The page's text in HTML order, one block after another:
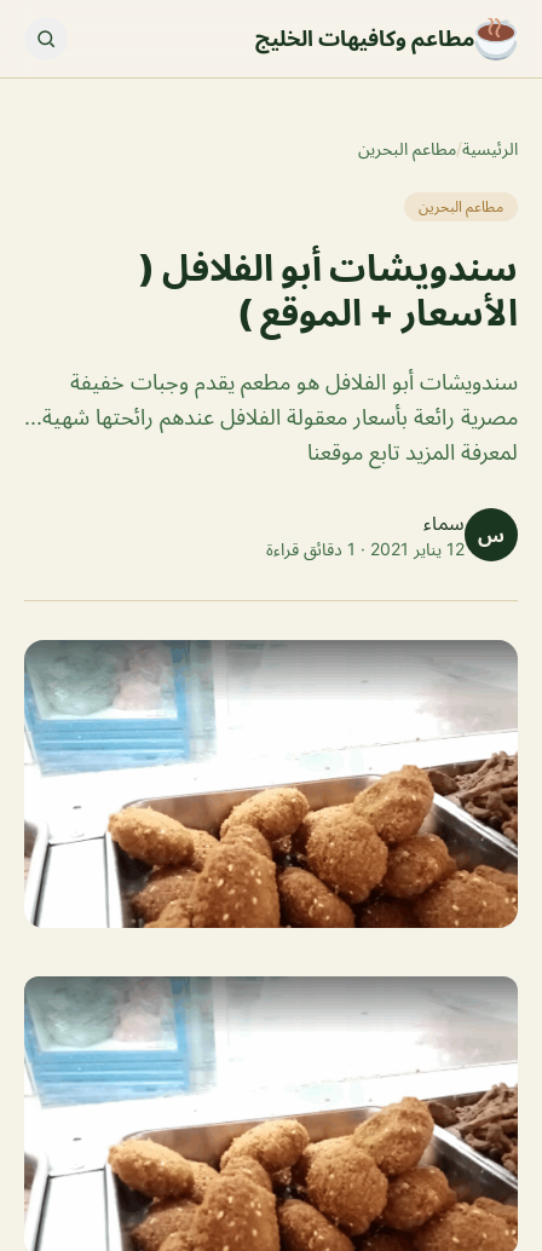
مطاعم وكافيهات الخليج
الرئيسية/مطاعم البحرين
مطاعم البحرين
سندويشات أبو الفلافل (
الأسعار + الموقع )
سندويشات أبو الفلافل هو مطعم يقدم وجبات خفيفة
مصرية رائعة بأسعار معقولة الفلافل عندهم رائحتها شهية...
لمعرفة المزيد تابع موقعنا
س سماء
12 يناير 2021 · 1 دقائق قراءة